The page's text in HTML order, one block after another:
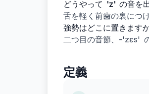
どうやって 'z' の音を
舌を軽く前歯の裏につ
強勢はどこに置きます
二つ目の音節、-'zɛs'
定義